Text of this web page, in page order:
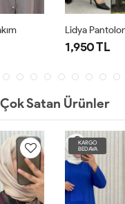
Lidya
1,950 TL
Çok Satan Ürünler
KARGO
BEDAVA